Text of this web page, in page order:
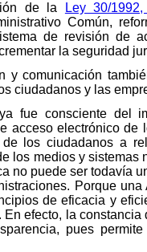
de la Ley 30/
Común,
de revisión de
la seguridad
comunicación
ciudadanos y las
fue consciente del
acceso electrónico de
los ciudadanos a
los medios y
no puede ser todavía
Porque
de eficacia y
efecto, la
pues